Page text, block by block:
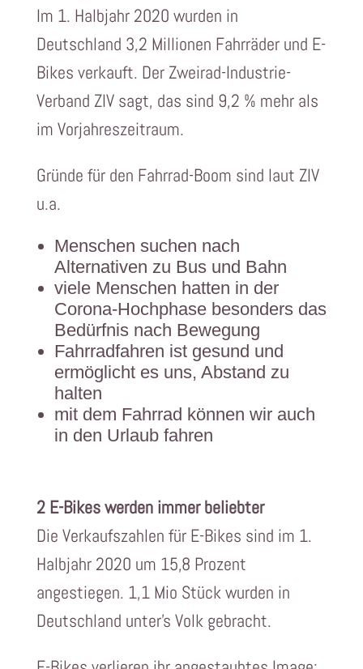
Im 1. Halbjahr 2020 wurden in
Deutschland 3,2 Millionen Fahrräder und E-
Bikes verkauft. Der Zweirad-Industrie-
Verband ZIV sagt, das sind 9,2 % mehr als
im Vorjahreszeitraum.
Gründe für den Fahrrad-Boom sind laut ZIV
u.a.
Menschen suchen nach
Alternativen zu Bus und Bahn
viele Menschen hatten in der
Corona-Hochphase besonders das
Bedürfnis nach Bewegung
Fahrradfahren ist gesund und
ermöglicht es uns, Abstand zu
halten
mit dem Fahrrad können wir auch
in den Urlaub fahren
2 E-Bikes werden immer beliebter
Die Verkaufszahlen für E-Bikes sind im 1.
Halbjahr 2020 um 15,8 Prozent
angestiegen. 1,1 Mio Stück wurden in
Deutschland unter’s Volk gebracht.